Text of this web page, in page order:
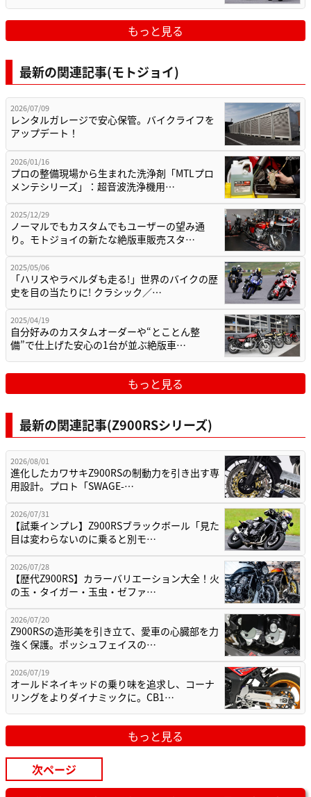
もっと見る
最新の関連記事(モトジョイ)
2026/07/09
レンタルガレージで安心保管。バイクライフを
アップデート！
2026/01/16
プロの整備現場から生まれた洗浄剤「MTLプロ
メンテシリーズ」：超音波洗浄機用…
2025/12/29
ノーマルでもカスタムでもユーザーの望み通
り。モトジョイの新たな絶版車販売スタ…
2025/05/06
「ハリスやラベルダも走る!」世界のバイクの歴
史を目の当たりに! クラシック／…
2025/04/19
自分好みのカスタムオーダーや“とことん整
備”で仕上げた安心の1台が並ぶ絶版車…
もっと見る
最新の関連記事(Z900RSシリーズ)
2026/08/01
進化したカワサキZ900RSの制動力を引き出す専
用設計。プロト「SWAGE-…
2026/07/31
【試乗インプレ】Z900RSブラックボール「見た
目は変わらないのに乗ると別モ…
2026/07/28
【歴代Z900RS】カラーバリエーション大全！火
の玉・タイガー・玉虫・ゼファ…
2026/07/20
Z900RSの造形美を引き立て、愛車の心臓部を力
強く保護。ポッシュフェイスの…
2026/07/19
オールドネイキッドの乗り味を追求し、コーナ
リングをよりダイナミックに。CB1…
もっと見る
次ページ